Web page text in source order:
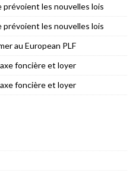
prévoient les nouvelles lois
prévoient les nouvelles lois
au European PLF
foncière et loyer
foncière et loyer